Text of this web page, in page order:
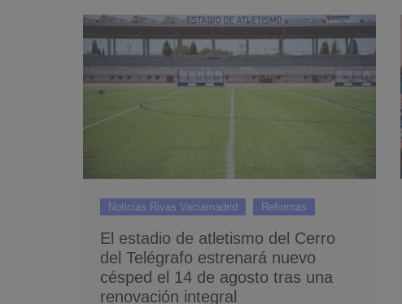
Noticias Rivas Vaciamadrid Reformas
El estadio de atletismo del Cerro
del Telégrafo estrenará nuevo
césped el 14 de agosto tras una
renovación integral